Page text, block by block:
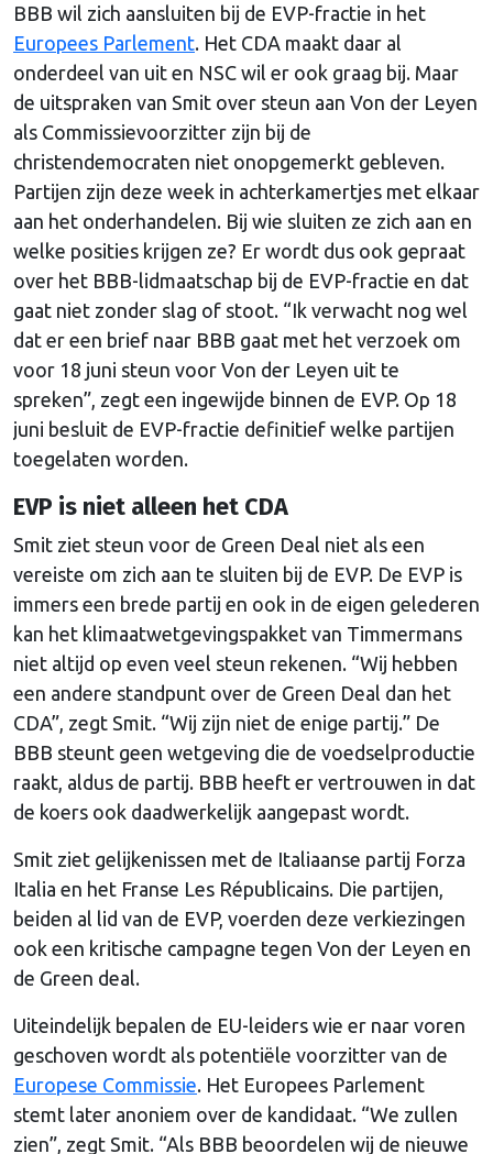
BBB wil zich aansluiten bij de EVP-fractie in het
Europees Parlement. Het CDA maakt daar al
onderdeel van uit en NSC wil er ook graag bij. Maar
de uitspraken van Smit over steun aan Von der Leyen
als Commissievoorzitter zijn bij de
christendemocraten niet onopgemerkt gebleven.
Partijen zijn deze week in achterkamertjes met elkaar
aan het onderhandelen. Bij wie sluiten ze zich aan en
welke posities krijgen ze? Er wordt dus ook gepraat
over het BBB-lidmaatschap bij de EVP-fractie en dat
gaat niet zonder slag of stoot. “Ik verwacht nog wel
dat er een brief naar BBB gaat met het verzoek om
voor 18 juni steun voor Von der Leyen uit te
spreken”, zegt een ingewijde binnen de EVP. Op 18
juni besluit de EVP-fractie definitief welke partijen
toegelaten worden.
EVP is niet alleen het CDA
Smit ziet steun voor de Green Deal niet als een
vereiste om zich aan te sluiten bij de EVP. De EVP is
immers een brede partij en ook in de eigen gelederen
kan het klimaatwetgevingspakket van Timmermans
niet altijd op even veel steun rekenen. “Wij hebben
een andere standpunt over de Green Deal dan het
CDA”, zegt Smit. “Wij zijn niet de enige partij.” De
BBB steunt geen wetgeving die de voedselproductie
raakt, aldus de partij. BBB heeft er vertrouwen in dat
de koers ook daadwerkelijk aangepast wordt.
Smit ziet gelijkenissen met de Italiaanse partij Forza
Italia en het Franse Les Républicains. Die partijen,
beiden al lid van de EVP, voerden deze verkiezingen
ook een kritische campagne tegen Von der Leyen en
de Green deal.
Uiteindelijk bepalen de EU-leiders wie er naar voren
geschoven wordt als potentiële voorzitter van de
Europese Commissie. Het Europees Parlement
stemt later anoniem over de kandidaat. “We zullen
zien”, zegt Smit. “Als BBB beoordelen wij de nieuwe